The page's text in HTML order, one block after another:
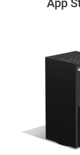
App